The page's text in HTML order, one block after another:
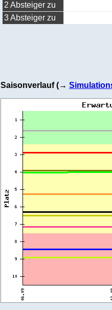
2 Absteiger zu
3 Absteiger zu
Saisonverlauf (→